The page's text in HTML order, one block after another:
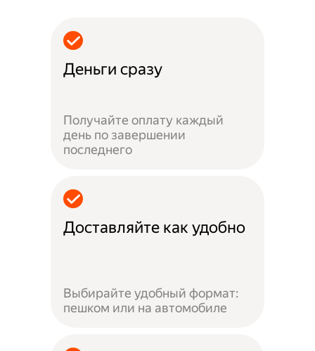
Деньги сразу
Получайте оплату каждый
день по завершении
последнего
Доставляйте как удобно
Выбирайте удобный формат:
пешком или на автомобиле